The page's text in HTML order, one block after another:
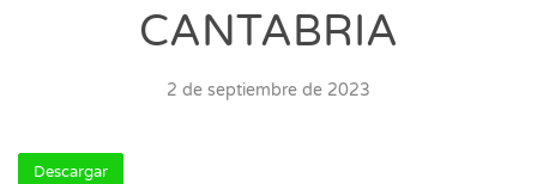
CANTABRIA
2 de septiembre de 2023
Descargar